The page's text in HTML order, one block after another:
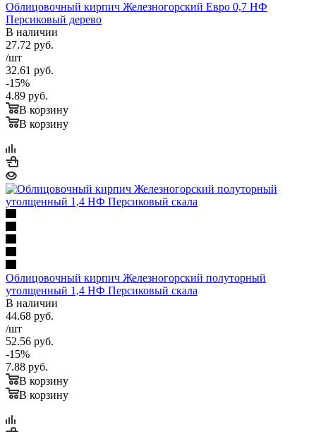
Облицовочный кирпич Железногорский Евро 0,7 НФ
Персиковый дерево
В наличии
27.72 руб.
/шт
32.61 руб.
-15%
4.89 руб.
В корзину
В корзину
Облицовочный кирпич Железногорский полуторный
утолщенный 1,4 НФ Персиковый скала
В наличии
44.68 руб.
/шт
52.56 руб.
-15%
7.88 руб.
В корзину
В корзину